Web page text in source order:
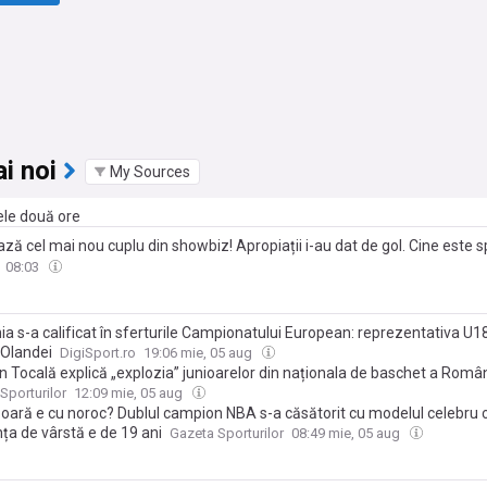
noi My Sources
două ore
cel mai nou cuplu din showbiz! Apropiații i-au dat de gol. Cine este
care i-a cucerit inima Irinei Shayk după despărțirea de Bradley Cooper
08:03
s-a calificat în sferturile Campionatului European: reprezentativa
DigiSport.ro 19:06 mie, 05 aug
Tocală explică „explozia” junioarelor din naționala de baschet a
pornit. Începe să producă valoare!”
12:09 mie, 05 aug
e cu noroc? Dublul campion NBA s-a căsătorit cu modelul celebru
de vârstă e de 19 ani Gazeta Sporturilor 08:49 mie, 05 aug